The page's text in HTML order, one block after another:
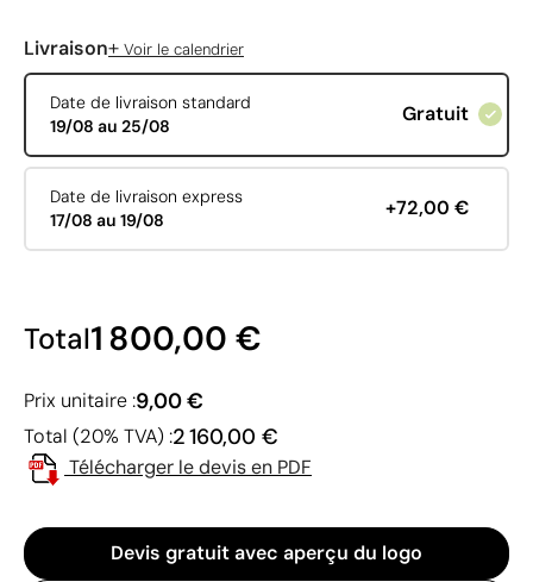
Livraison+ Voir le calendrier
Date de livraison standard
19/08 au 25/08
Gratuit
Date de livraison express
17/08 au 19/08
+72,00 €
Total1 800,00 €
Prix unitaire :9,00 €
Total (20% TVA) :2 160,00 €
Télécharger le devis en PDF
Devis gratuit avec aperçu du logo